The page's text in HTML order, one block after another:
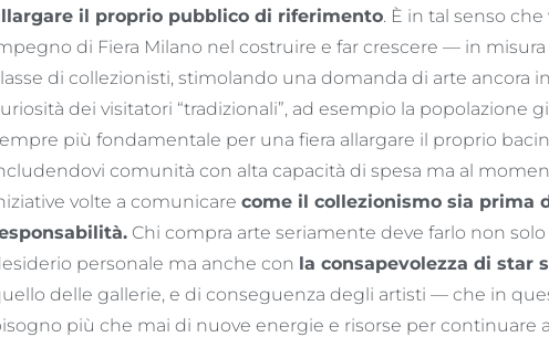
il proprio pubblico di riferimento. È in tal senso
di Fiera Milano nel costruire e far crescere — in
di collezionisti, stimolando una domanda di arte ancora
dei visitatori “tradizionali”, ad esempio la popolazione
più fondamentale per una fiera allargare il proprio
comunità con alta capacità di spesa ma al
volte a comunicare come il collezionismo sia prima
Chi compra arte seriamente deve farlo non
personale ma anche con la consapevolezza di star
delle gallerie, e di conseguenza degli artisti — che in
più che mai di nuove energie e risorse per continuare